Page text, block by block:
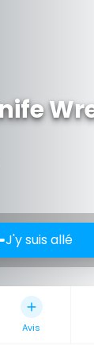
J'y suis allé
Avis